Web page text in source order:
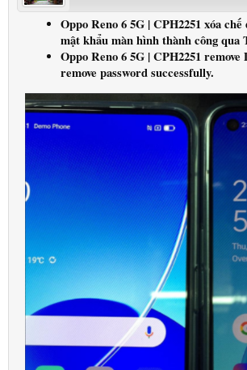
Oppo Reno 6 5G | CPH2251 xóa
mật khẩu màn hình thành công qua
Oppo Reno 6 5G | CPH2251 remove
remove password successfully.